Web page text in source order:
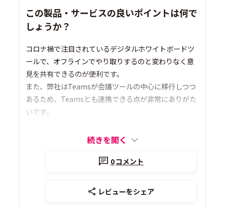
この製品・サービスの良いポイントは何で
しょうか？
コロナ禍で注目されているデジタルホワイトボードツ
ールで、オフラインでやり取りするのと変わりなく意
見を共有できるのが便利です。
また、弊社はTeamsが会議ツールの中心に移行しつつ
あるため、Teamsとも連携できる点が非常にありがた
いです。
続きを開く
0コメント
レビューをシェア